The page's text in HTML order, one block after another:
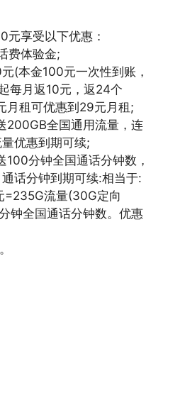
元享受以下优惠：
费体验金;
(本金100元一次性到账，
每月返10元，返24个
月租可优惠到29元月租;
200GB全国通用流量，连
优惠到期可续;
100分钟全国通话分钟数，
话分钟到期可续:相当于:
流量(30G定向
钟全国通话分钟数。优惠